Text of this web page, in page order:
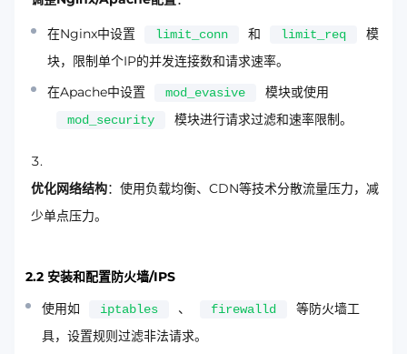
在Nginx中设置 limit_conn 和 limit_req
模
块，限制单个IP的并发连接数和请求速率。
在Apache中设置
mod_evasive 模块或使用
mod_security 模块进行请求过滤和速率限制。
优化网络结构：使用负载均衡、CDN等技术分散流量压力，减
少单点压力。
2.2 安装和配置防火墙/IPS
使用如
iptables 、 firewalld
等防火墙工
具，设置规则过滤非法请求。